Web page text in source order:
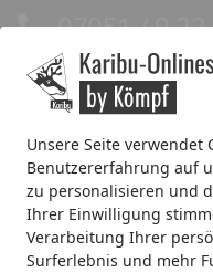
Unsere Seite verwendet
Benutzererfahrung auf
zu personalisieren und
Ihrer Einwilligung
Verarbeitung Ihrer
Surferlebnis und mehr
07051 / 9 22
Systemhaus
Wellness % Sale %